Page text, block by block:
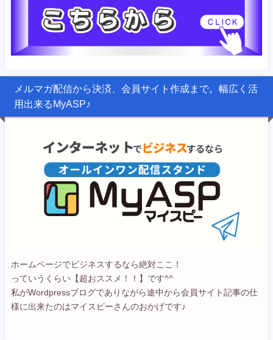
メルマガ配信から決済、会員サイト作成まで。幅広く活
用出来るMyASP♪
ホームページでビジネスするなら絶対ここ！
っていうくらい【超おススメ！！】です^^
私がWordpressブログでありながら途中から会員サイト記事の仕
様に出来たのはマイスピーさんのおかげです♪